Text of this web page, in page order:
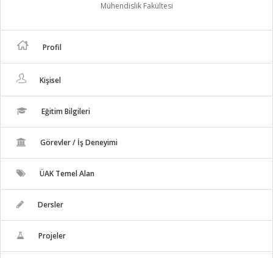
Mühendislik Fakültesi
Profil
Kişisel
Eğitim Bilgileri
Görevler / İş Deneyimi
ÜAK Temel Alan
Dersler
Projeler